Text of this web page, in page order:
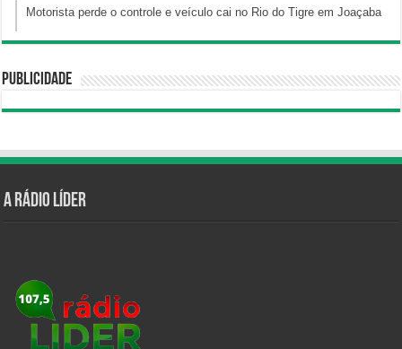
Motorista perde o controle e veículo cai no Rio do Tigre em Joaçaba
Publicidade
A Rádio Líder